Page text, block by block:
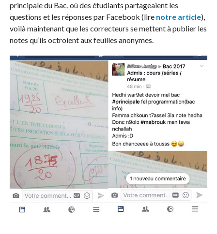
principale du Bac, où des étudiants partageaient les
questions et les réponses par Facebook (lire notre article),
voilà maintenant que les correcteurs se mettent à publier les
notes qu’ils octroient aux feuilles anonymes.